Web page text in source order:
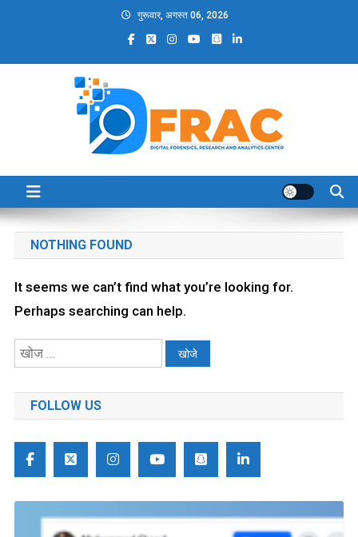
गुरूवार, अगस्त 06, 2026
DFRAC_ORG
NOTHING FOUND
It seems we can’t find what you’re looking for.
Perhaps searching can help.
निम्न
खोजें:FOLLOW US